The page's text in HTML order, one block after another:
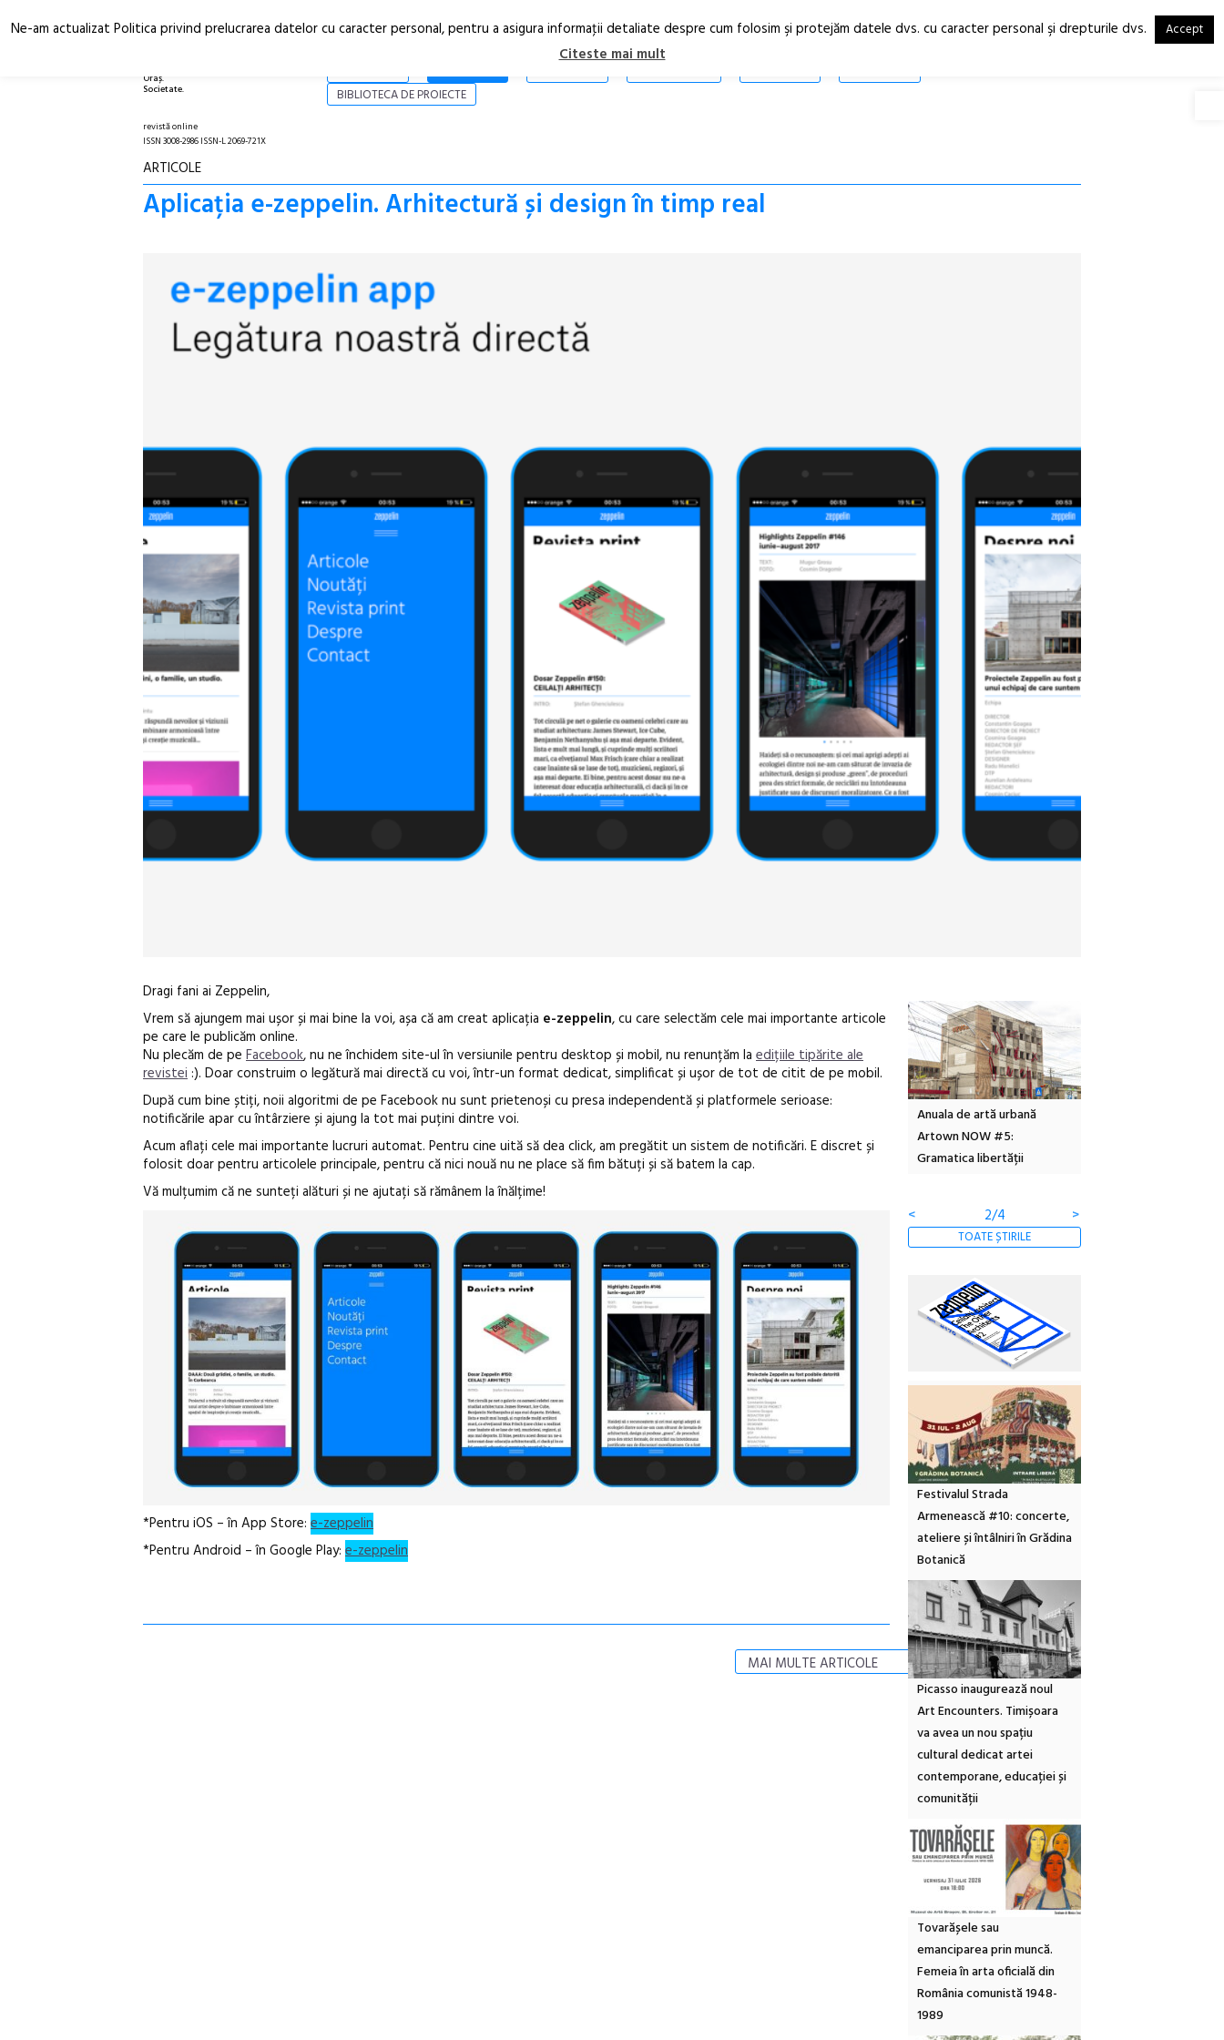
Oraș.
Societate.
RO
EN
ARTICOLE
BIBLIOTECA DE PROIECTE
revistă online
ISSN 3008-2986 ISSN-L 2069-721X
ARTICOLE
Aplicația e-zeppelin. Arhitectură și design în timp real
Dragi fani ai Zeppelin,
Vrem să ajungem mai ușor și mai bine la voi, așa că am creat aplicația e-zeppelin, cu care selectăm cele mai importante articole
pe care le publicăm online.
Nu plecăm de pe Facebook, nu ne închidem site-ul în versiunile pentru desktop și mobil, nu renunțăm la edițiile tipărite ale
revistei :). Doar construim o legătură mai directă cu voi, într-un format dedicat, simplificat și ușor de tot de citit de pe mobil.
După cum bine știți, noii algoritmi de pe Facebook nu sunt prietenoși cu presa independentă și platformele serioase:
notificările apar cu întârziere și ajung la tot mai puțini dintre voi.
Acum aflați cele mai importante lucruri automat. Pentru cine uită să dea click, am pregătit un sistem de notificări. E discret și
folosit doar pentru articolele principale, pentru că nici nouă nu ne place să fim bătuți și să batem la cap.
Vă mulțumim că ne sunteți alături și ne ajutați să rămânem la înălțime!
*Pentru iOS – în App Store: e-zeppelin
*Pentru Android – în Google Play: e-zeppelin
MAI MULTE ARTICOLE
Awards 2026
Anuala de artă urbană
Artown NOW #5:
Gramatica libertății
< 2/4 >
TOATE ȘTIRILE
Festivalul Strada
Armenească #10: concerte,
ateliere și întâlniri în Grădina
Botanică
Picasso inaugurează noul
Art Encounters. Timișoara
va avea un nou spațiu
cultural dedicat artei
contemporane, educației și
comunității
Tovarășele sau
emanciparea prin muncă.
Femeia în arta oficială din
România comunistă 1948-
1989
Ne-am actualizat Politica privind prelucrarea datelor cu caracter personal, pentru a asigura informaţii detaliate despre cum folosim şi protejăm datele dvs. cu caracter personal şi drepturile dvs. Accept
Citeste mai mult